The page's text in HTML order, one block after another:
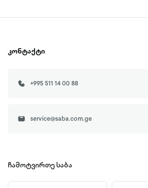
კონტაქტი
+995 511 14 00 88
service@saba.com.ge
ჩამოტვირთე საბა